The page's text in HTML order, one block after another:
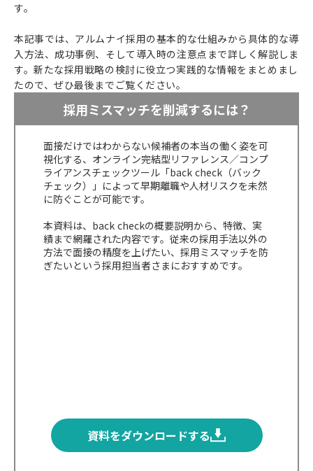
す。
本記事では、アルムナイ採用の基本的な仕組みから具体的な導
入方法、成功事例、そして導入時の注意点まで詳しく解説しま
す。新たな採用戦略の検討に役立つ実践的な情報をまとめまし
たので、ぜひ最後までご覧ください。
採用ミスマッチを削減するには？
面接だけではわからない候補者の本当の働く姿を可
視化する、オンライン完結型リファレンス／コンプ
ライアンスチェックツール「back check（バック
チェック）」によって早期離職や人材リスクを未然
に防ぐことが可能です。
本資料は、back checkの概要説明から、特徴、実
績まで網羅された内容です。従来の採用手法以外の
方法で面接の精度を上げたい、採用ミスマッチを防
ぎたいという採用担当者さまにおすすめです。
資料をダウンロードする